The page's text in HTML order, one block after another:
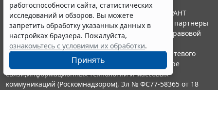
работоспособности сайта, статистических
исследований и обзоров. Вы можете
запретить обработку указанных данных в
настройках браузера. Пожалуйста,
ознакомьтесь с условиями их обработки.
Принять
© ООО "НПП "ГАРАНТ-СЕРВИС", 2026. Система ГАРАНТ
выпускается с 1990 года. Компания "Гарант" и ее партнеры
являются участниками Российской ассоциации правовой
информации ГАРАНТ.
Портал ГАРАНТ.РУ зарегистрирован в качестве сетевого
издания Федеральной службой по надзору в сфере
связи,информационных технологий и массовых
коммуникаций (Роскомнадзором), Эл № ФС77-58365 от 18